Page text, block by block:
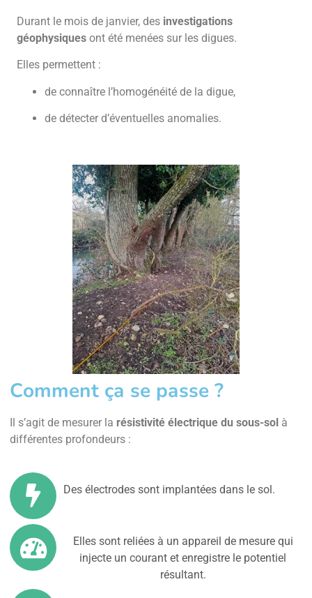
Durant le mois de janvier, des investigations
géophysiques ont été menées sur les digues.
Elles permettent :
de connaître l’homogénéité de la digue,
de détecter d’éventuelles anomalies.
Comment ça se passe ?
Il s’agit de mesurer la résistivité électrique du sous-sol à
différentes profondeurs :
Des électrodes sont implantées dans le sol.
Elles sont reliées à un appareil de mesure qui
injecte un courant et enregistre le potentiel
résultant.